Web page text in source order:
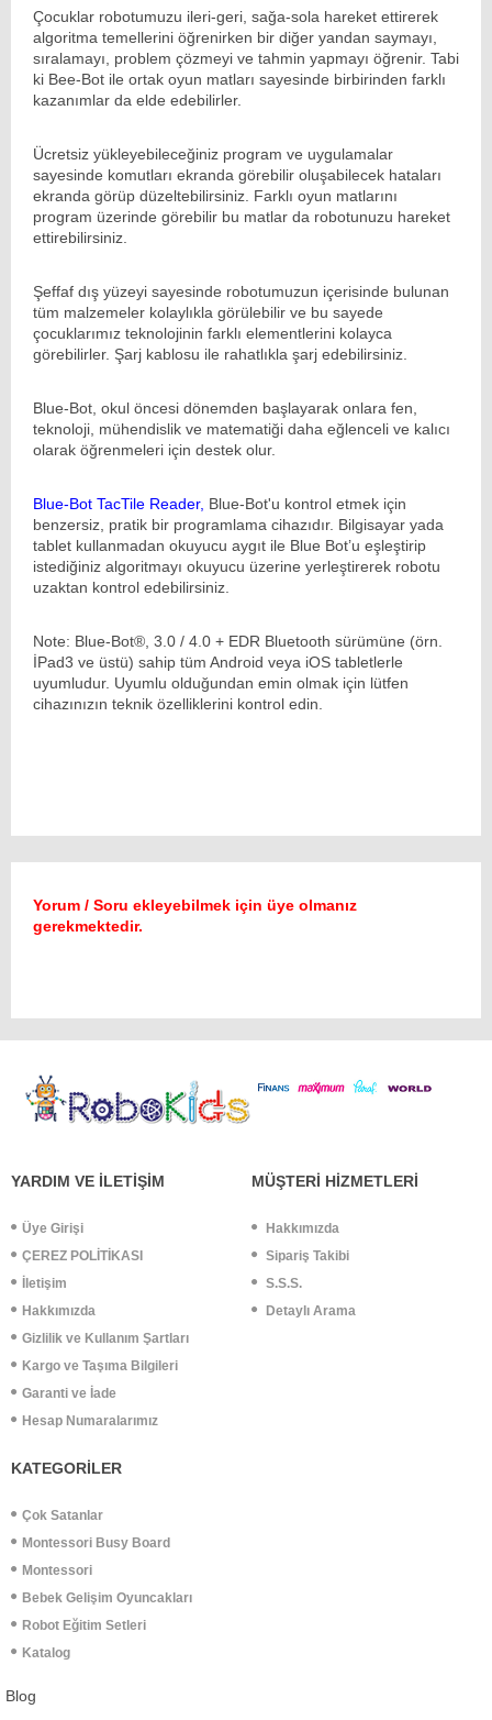
Çocuklar robotumuzu ileri-geri, sağa-sola hareket ettirerek
algoritma temellerini öğrenirken bir diğer yandan saymayı,
sıralamayı, problem çözmeyi ve tahmin yapmayı öğrenir. Tabi
ki Bee-Bot ile ortak oyun matları sayesinde birbirinden farklı
kazanımlar da elde edebilirler.
Ücretsiz yükleyebileceğiniz program ve uygulamalar
sayesinde komutları ekranda görebilir oluşabilecek hataları
ekranda görüp düzeltebilirsiniz. Farklı oyun matlarını
program üzerinde görebilir bu matlar da robotunuzu hareket
ettirebilirsiniz.
Şeffaf dış yüzeyi sayesinde robotumuzun içerisinde bulunan
tüm malzemeler kolaylıkla görülebilir ve bu sayede
çocuklarımız teknolojinin farklı elementlerini kolayca
görebilirler. Şarj kablosu ile rahatlıkla şarj edebilirsiniz.
Blue-Bot, okul öncesi dönemden başlayarak onlara fen,
teknoloji, mühendislik ve matematiği daha eğlenceli ve kalıcı
olarak öğrenmeleri için destek olur.
Blue-Bot TacTile Reader, Blue-Bot'u kontrol etmek için
benzersiz, pratik bir programlama cihazıdır. Bilgisayar yada
tablet kullanmadan okuyucu aygıt ile Blue Bot’u eşleştirip
istediğiniz algoritmayı okuyucu üzerine yerleştirerek robotu
uzaktan kontrol edebilirsiniz.
Note: Blue-Bot®, 3.0 / 4.0 + EDR Bluetooth sürümüne (örn.
İPad3 ve üstü) sahip tüm Android veya iOS tabletlerle
uyumludur. Uyumlu olduğundan emin olmak için lütfen
cihazınızın teknik özelliklerini kontrol edin.
Yorum / Soru ekleyebilmek için üye olmanız
gerekmektedir.
YARDIM VE İLETİŞİM
Üye Girişi
ÇEREZ POLİTİKASI
İletişim
Hakkımızda
Gizlilik ve Kullanım Şartları
Kargo ve Taşıma Bilgileri
Garanti ve İade
Hesap Numaralarımız
MÜŞTERİ HİZMETLERİ
Hakkımızda
Sipariş Takibi
S.S.S.
Detaylı Arama
KATEGORİLER
Çok Satanlar
Montessori Busy Board
Montessori
Bebek Gelişim Oyuncakları
Robot Eğitim Setleri
Katalog
Blog